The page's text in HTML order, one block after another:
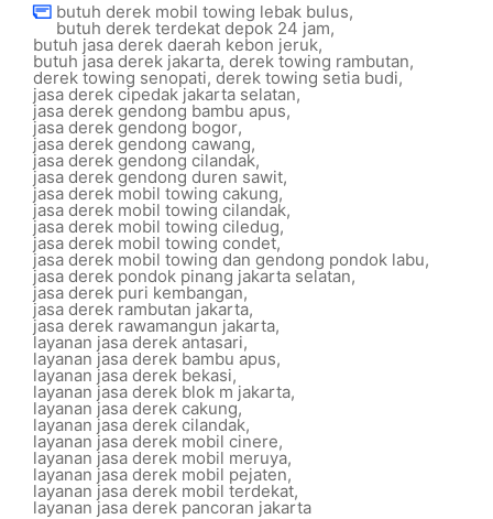
butuh derek mobil towing lebak bulus,
butuh derek terdekat depok 24 jam,
butuh jasa derek daerah kebon jeruk,
butuh jasa derek jakarta, derek towing rambutan,
derek towing senopati, derek towing setia budi,
jasa derek cipedak jakarta selatan,
jasa derek gendong bambu apus,
jasa derek gendong bogor,
jasa derek gendong cawang,
jasa derek gendong cilandak,
jasa derek gendong duren sawit,
jasa derek mobil towing cakung,
jasa derek mobil towing cilandak,
jasa derek mobil towing ciledug,
jasa derek mobil towing condet,
jasa derek mobil towing dan gendong pondok labu,
jasa derek pondok pinang jakarta selatan,
jasa derek puri kembangan,
jasa derek rambutan jakarta,
jasa derek rawamangun jakarta,
layanan jasa derek antasari,
layanan jasa derek bambu apus,
layanan jasa derek bekasi,
layanan jasa derek blok m jakarta,
layanan jasa derek cakung,
layanan jasa derek cilandak,
layanan jasa derek mobil cinere,
layanan jasa derek mobil meruya,
layanan jasa derek mobil pejaten,
layanan jasa derek mobil terdekat,
layanan jasa derek pancoran jakarta